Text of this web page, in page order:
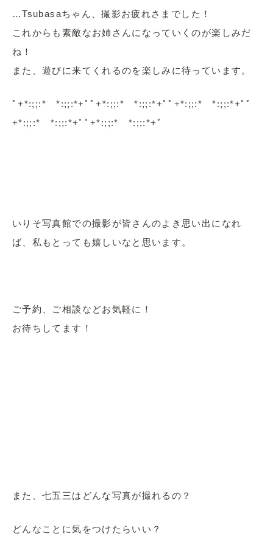
…Tsubasaちゃん、撮影お疲れさまでした！
これからも素敵なお姉さんになっていくのが楽しみだ
ね！
また、遊びに来てくれるのを楽しみに待っています。
ﾟ+*:;;:* *:;;:*+ﾟﾟ+*:;;:* *:;;:*+ﾟﾟ+*:;;:* *:;;:*+ﾟﾟ
+*:;;:* *:;;:*+ﾟﾟ+*:;;:* *:;;:*+ﾟ
いりそ写真館での撮影が皆さんのよき思い出になれ
ば、私もとっても嬉しいなと思います。
ご予約、ご相談などお気軽に！
お待ちしてます！
また、七五三はどんな写真が撮れるの？
どんなことに気をつけたらいい？